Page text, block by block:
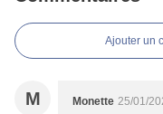
Ajouter un
M Monette 25/01/